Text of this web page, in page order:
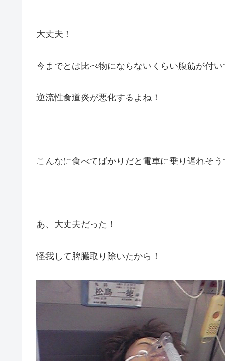
大丈夫！
今までとは比べ物にならないくらい腹筋が付
逆流性食道炎が悪化するよね！
こんなに食べてばかりだと電車に乗り遅れそ
あ、大丈夫だった！
怪我して脾臓取り除いたから！